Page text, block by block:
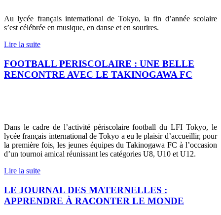
Au lycée français international de Tokyo, la fin d’année scolaire
s’est célébrée en musique, en danse et en sourires.
Lire la suite
FOOTBALL PERISCOLAIRE : UNE BELLE
RENCONTRE AVEC LE TAKINOGAWA FC
Dans le cadre de l’activité périscolaire football du LFI Tokyo, le
lycée français international de Tokyo a eu le plaisir d’accueillir, pour
la première fois, les jeunes équipes du Takinogawa FC à l’occasion
d’un tournoi amical réunissant les catégories U8, U10 et U12.
Lire la suite
LE JOURNAL DES MATERNELLES :
APPRENDRE À RACONTER LE MONDE